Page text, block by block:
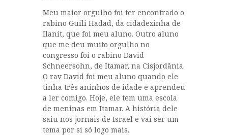
Meu maior orgulho foi ter encontrado o
rabino Guili Hadad, da cidadezinha de
Ilanit, que foi meu aluno. Outro aluno
que me deu muito orgulho no
congresso foi o rabino David
Schneersohn, de Itamar, na Cisjordânia.
O rav David foi meu aluno quando ele
tinha três aninhos de idade e aprendeu
a ler comigo. Hoje, ele tem uma escola
de meninas em Itamar. A história dele
saiu nos jornais de Israel e vai ser um
tema por si só logo mais.